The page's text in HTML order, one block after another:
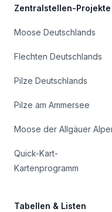
Zentralstellen-Projekte
Moose Deutschlands
Flechten Deutschlands
Pilze Deutschlands
Pilze am Ammersee
Moose der Allgäuer
Quick-Kart-
Kartenprogramm
Tabellen & Listen